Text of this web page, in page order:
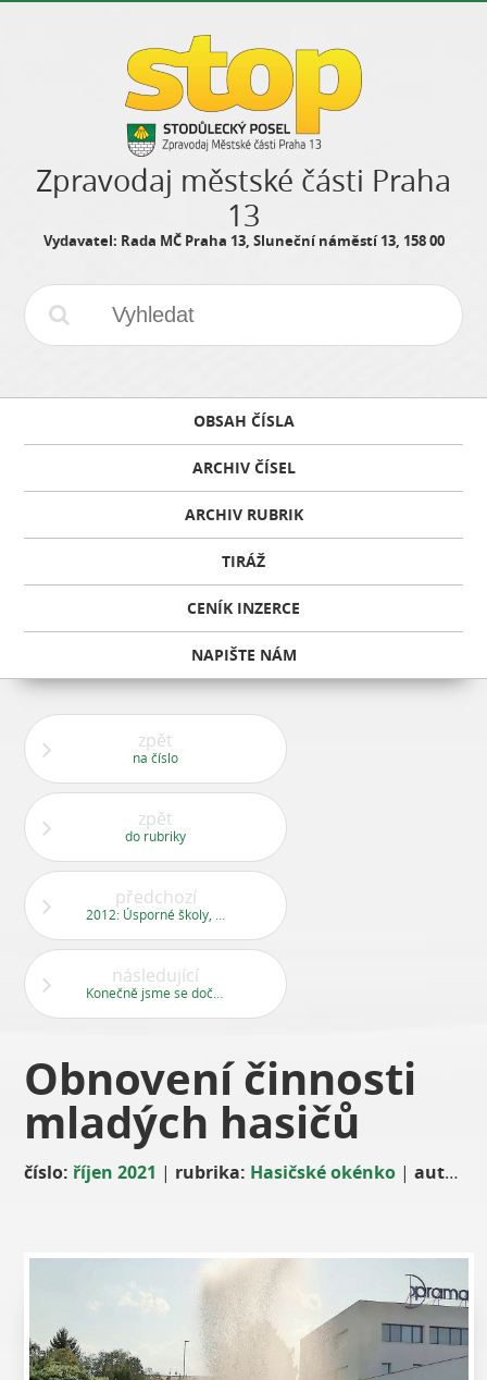
Zpravodaj městské části Praha
13
Vydavatel: Rada MČ Praha 13, Sluneční náměstí 13, 158 00
OBSAH ČÍSLA
ARCHIV ČÍSEL
ARCHIV RUBRIK
TIRÁŽ
CENÍK INZERCE
NAPIŠTE NÁM
zpět
na číslo
zpět
do rubriky
předchozí
následující
Obnovení činnosti
mladých hasičů
číslo: říjen 2021 | rubrika: Hasičské okénko |autor: